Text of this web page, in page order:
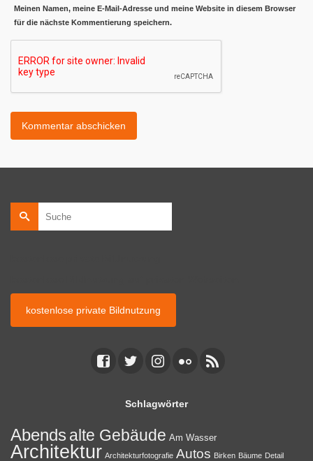
Meinen Namen, meine E-Mail-Adresse und meine Website in diesem Browser
für die nächste Kommentierung speichern.
nach:
kostenlose private Bildnutzung
Schlagwörter
Abends alte Gebäude Am Wasser
Architektur Architekturfotografie Autos Birken Bäume Detail